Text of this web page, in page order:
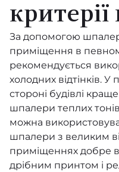
Style
Shades
Lava
Pippo
William Morris
Alla Tiders Hus
За допомогою
приміщення в
рекомендується
холодних відтінків.
стороні будівлі краще
шпалери теплих
можна
шпалери з великим
приміщеннях добре
дрібним принтом і